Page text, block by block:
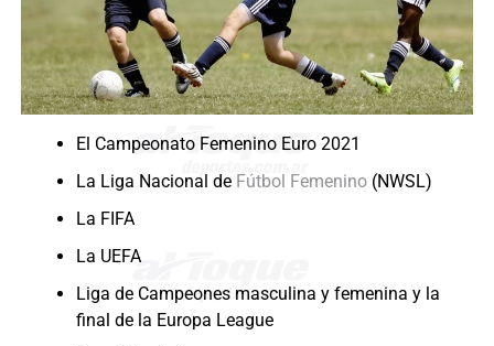
El Campeonato Femenino Euro 2021
La Liga Nacional de Fútbol Femenino(NWSL)
La FIFA
La UEFA
Liga de Campeones masculina y femenina y la
final de la Europa League